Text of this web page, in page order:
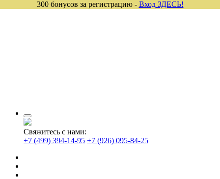
Свяжитесь с нами:
+7 (499) 394-14-95 +7 (926) 095-84-25
300 бонусов за регистрацию - Вход ЗДЕСЬ!